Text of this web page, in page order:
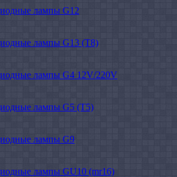
лампы G12
лампы G13 (T8)
лампы G4 12V/220V
лампы G5 (T5)
лампы G9
лампы GU10 (mr16)